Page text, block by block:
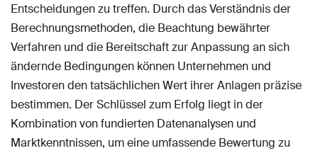
Entscheidungen zu treffen. Durch das Verständnis der
Berechnungsmethoden, die Beachtung bewährter
Verfahren und die Bereitschaft zur Anpassung an sich
ändernde Bedingungen können Unternehmen und
Investoren den tatsächlichen Wert ihrer Anlagen präzise
bestimmen. Der Schlüssel zum Erfolg liegt in der
Kombination von fundierten Datenanalysen und
Marktkenntnissen, um eine umfassende Bewertung zu